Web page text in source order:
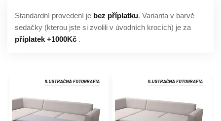
Standardní provedení je bez příplatku. Varianta v barvě
sedačky (kterou jste si zvolili v úvodních krocích) je za
příplatek +1000Kč .